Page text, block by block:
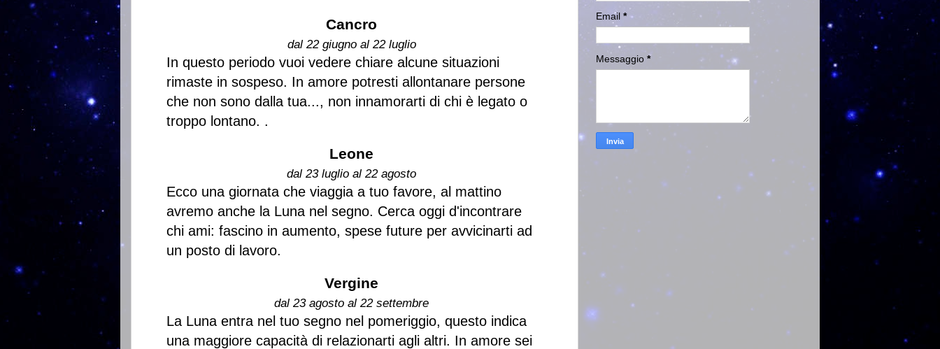
Cancro
dal 22 giugno al 22 luglio
In questo periodo vuoi vedere chiare alcune situazioni
rimaste in sospeso. In amore potresti allontanare persone
che non sono dalla tua..., non innamorarti di chi è legato o
troppo lontano. .
Leone
dal 23 luglio al 22 agosto
Ecco una giornata che viaggia a tuo favore, al mattino
avremo anche la Luna nel segno. Cerca oggi d'incontrare
chi ami: fascino in aumento, spese future per avvicinarti ad
un posto di lavoro.
Vergine
dal 23 agosto al 22 settembre
La Luna entra nel tuo segno nel pomeriggio, questo indica
una maggiore capacità di relazionarti agli altri. In amore sei
Email *
Messaggio *